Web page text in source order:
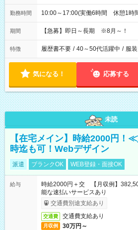
勤務時間 10:00～17:00(実働6時間 休憩1時
期間 【急募】即日～長期 ※8月～！
特徴 履歴書不要 / 40～50代活躍中 / 服
気になる！ 応募する
未読
【在宅メイン】時給2000円
時迄も可！Webデザイン
派遣 ブランクOK WEB登録・面接OK
給与
時給2000円＋交 【月収例】
能な速払いサービスあり
交通費別途支給あり
交通費 交通費支給あり
月収例 30万円～